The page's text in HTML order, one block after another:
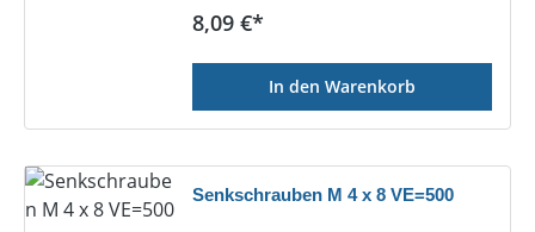
Regulärer Preis:
8,09 €*
In den Warenkorb
Senkschrauben M 4 x 8 VE=500